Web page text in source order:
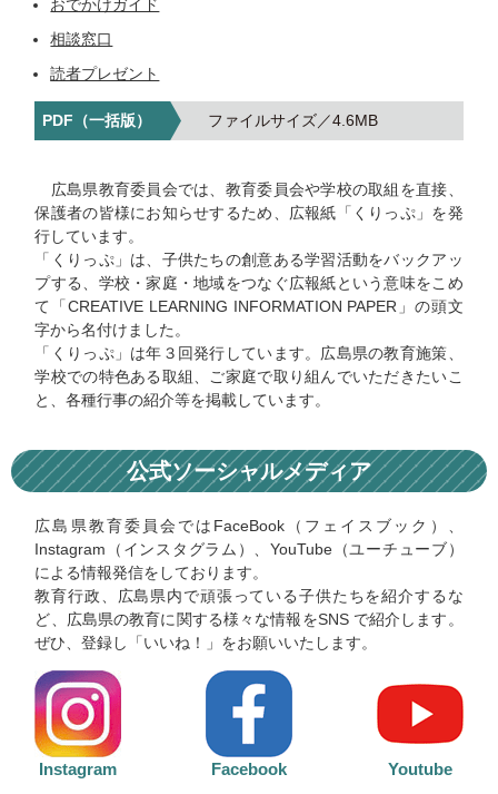
おでかけガイド
相談窓口
読者プレゼント
4.6MB
広島県教育委員会では、教育委員会や学校の取組を直接、
保護者の皆様にお知らせするため、広報紙「くりっぷ」を発
行しています。
「くりっぷ」は、子供たちの創意ある学習活動をバックアッ
プする、学校・家庭・地域をつなぐ広報紙という意味をこめ
て「CREATIVE LEARNING INFORMATION PAPER」の頭文
字から名付けました。
「くりっぷ」は年３回発行しています。広島県の教育施策、
学校での特色ある取組、ご家庭で取り組んでいただきたいこ
と、各種行事の紹介等を掲載しています。
公式ソーシャルメディア
広島県教育委員会ではFaceBook（フェイスブック）、
Instagram（インスタグラム）、YouTube（ユーチューブ）
による情報発信をしております。
教育行政、広島県内で頑張っている子供たちを紹介するな
ど、広島県の教育に関する様々な情報をSNS で紹介します。
ぜひ、登録し「いいね！」をお願いいたします。
Instagram Facebook Youtube